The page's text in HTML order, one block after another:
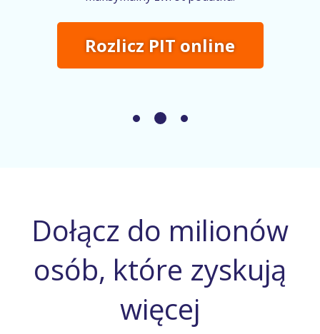
Rozlicz PIT online
Dołącz do milionów
osób, które zyskują
więcej